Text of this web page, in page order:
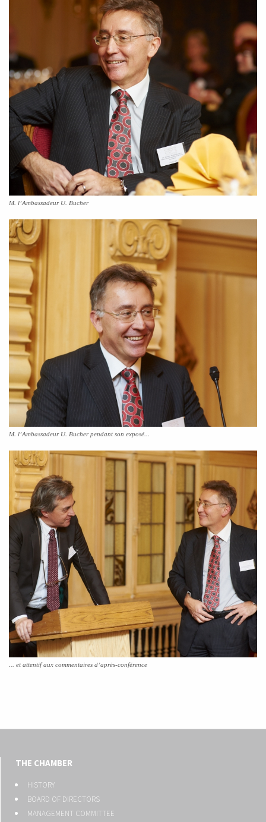
M. l’Ambassadeur U. Bucher
M. l’Ambassadeur U. Bucher pendant son exposé...
... et attentif aux commentaires d’après-conférence
THE CHAMBER
HISTORY
BOARD OF DIRECTORS
MANAGEMENT COMMITTEE